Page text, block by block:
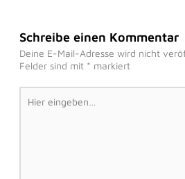
Schreibe einen Kommentar
Deine E-Mail-Adresse wird nicht
Felder sind mit * markiert
Hier
eingeben…